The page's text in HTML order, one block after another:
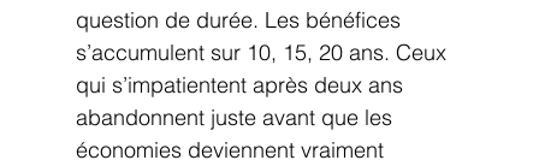
question de durée. Les bénéfices
s’accumulent sur 10, 15, 20 ans. Ceux
qui s’impatientent après deux ans
abandonnent juste avant que les
économies deviennent vraiment